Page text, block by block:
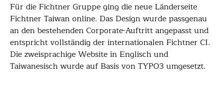
Für die Fichtner Gruppe ging die neue Länderseite
Fichtner Taiwan online. Das Design wurde passgenau
an den bestehenden Corporate-Auftritt angepasst und
entspricht vollständig der internationalen Fichtner CI.
Die zweisprachige Website in Englisch und
Taiwanesisch wurde auf Basis von TYPO3 umgesetzt.